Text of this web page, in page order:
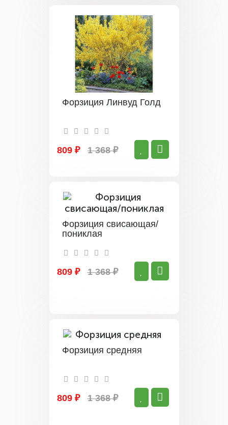
Форзиция Линвуд Голд
809 ₽ 1 368 ₽
Форзиция свисающая/
пониклая
809 ₽ 1 368 ₽
Форзиция средняя
809 ₽ 1 368 ₽